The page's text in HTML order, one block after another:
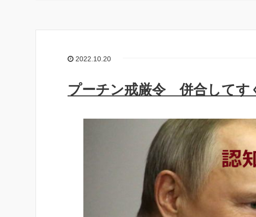
2022.10.20
プーチン戒厳令 併合して